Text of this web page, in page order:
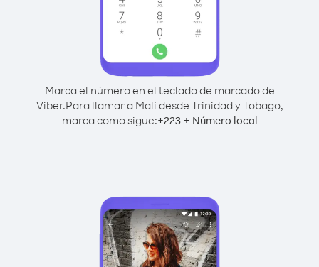
Marca el número en el teclado de marcado de
Viber.Para llamar a Malí desde Trinidad y Tobago,
marca como sigue:+223+ Número local